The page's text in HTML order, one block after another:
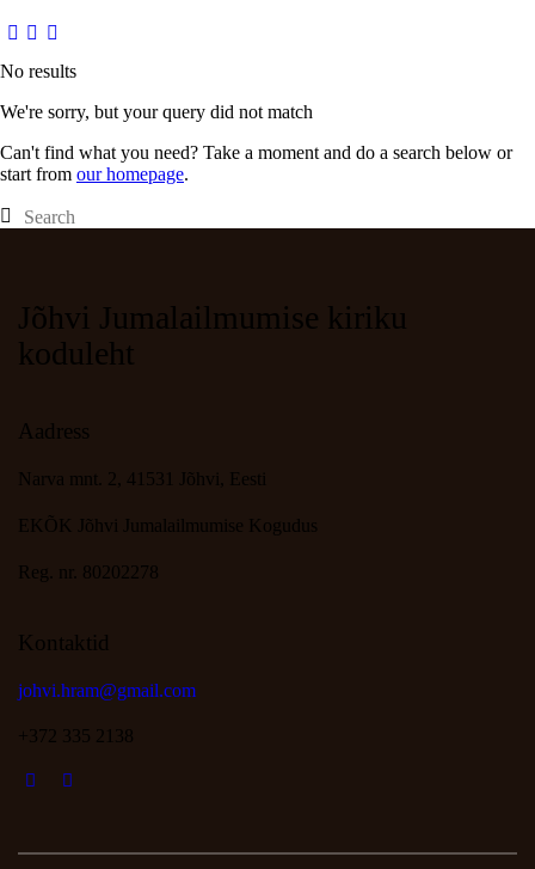
No results
We're sorry, but your query did not match
Can't find what you need? Take a moment and do a search below or
start from our homepage.
Jõhvi Jumalailmumise kiriku
koduleht
Aadress
Narva mnt. 2, 41531 Jõhvi, Eesti
EKÕK Jõhvi Jumalailmumise Kogudus
Reg. nr. 80202278
Kontaktid
johvi.hram@gmail.com
+372 335 2138